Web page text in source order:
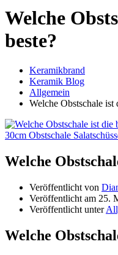
Welche
beste?
Keramikbrand
Keramik Blog
Allgemein
Welche Obstschale ist
Welche
Veröffentlicht von
Veröffentlicht am 25.
Veröffentlicht unter
Welche